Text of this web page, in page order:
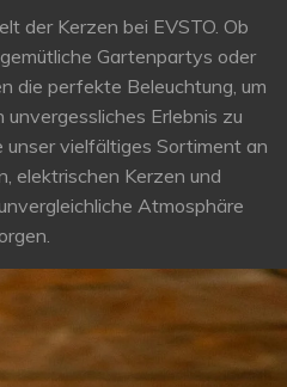
der Kerzen bei EVSTO. Ob
Gartenpartys oder
die perfekte Beleuchtung, um
Erlebnis zu
vielfältiges Sortiment an
elektrischen Kerzen und
Atmosphäre